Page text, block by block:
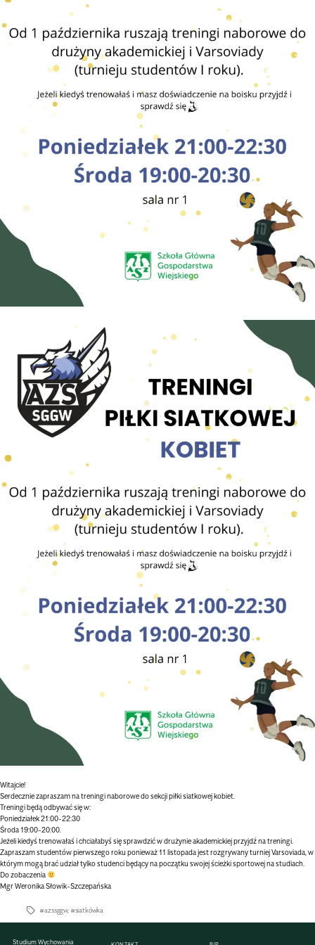
Witajcie!
Serdecznie zapraszam na treningi naborowe do sekcji piłki siatkowej kobiet.
Treningi będą odbywać się w:
Poniedziałek 21:00-22:30
Środa 19:00-20:00.
Jeżeli kiedyś trenowałaś i chciałabyś się sprawdzić w drużynie akademickiej przyjdź na treningi.
Zapraszam studentów pierwszego roku ponieważ 11 listopada jest rozgrywany turniej Varsoviada, w
którym mogą brać udział tylko studenci będący na początku swojej ścieżki sportowej na studiach.
Do zobaczenia
Mgr Weronika Słowik-Szczepańska
Tagi #azssggw, #siatkówka
Studium Wychowania